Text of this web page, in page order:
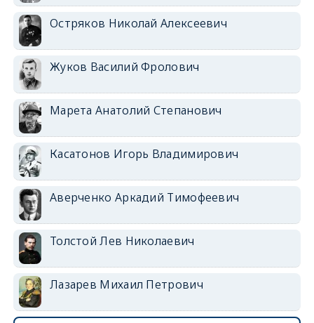
Остряков Николай Алексеевич
Жуков Василий Фролович
Марета Анатолий Степанович
Касатонов Игорь Владимирович
Аверченко Аркадий Тимофеевич
Толстой Лев Николаевич
Лазарев Михаил Петрович